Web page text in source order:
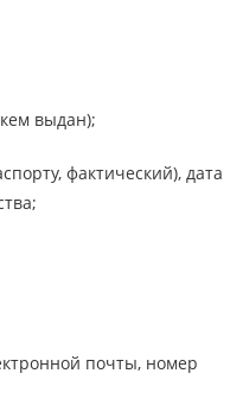
выдан);
фактический), дата
почты, номер